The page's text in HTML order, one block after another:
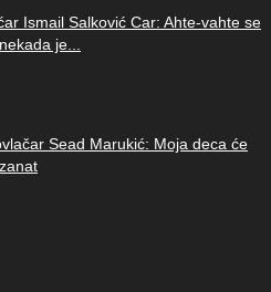
Ismail Salković Car: Ahte-vahte se
je...
Sead Marukić: Moja deca će